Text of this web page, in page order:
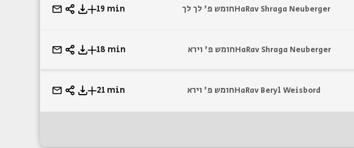
HaRav Shraga Neubergerחומש פ' לך לך 19 min
HaRav Shraga Neubergerחומש פ' וירא 18 min
HaRav Beryl Weisbordחומש פ' וירא 21 min